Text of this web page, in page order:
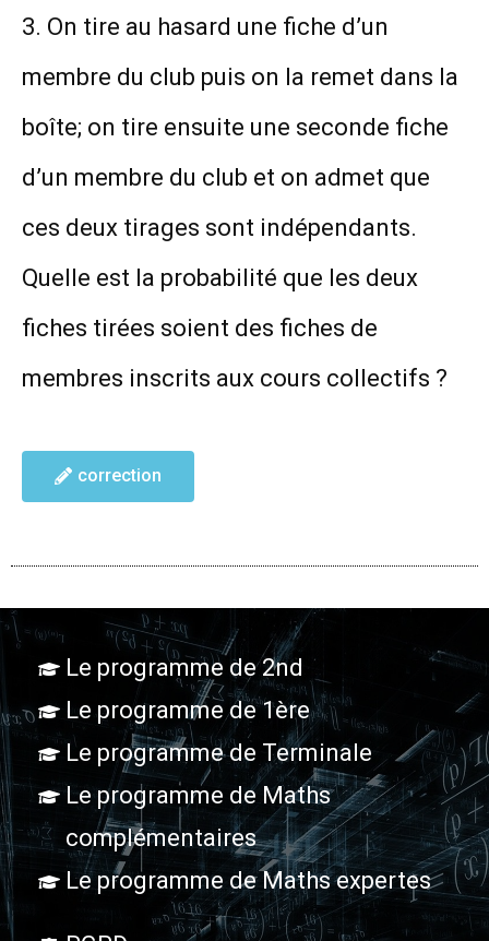
3. On tire au hasard une fiche d’un
membre du club puis on la remet dans la
boîte; on tire ensuite une seconde fiche
d’un membre du club et on admet que
ces deux tirages sont indépendants.
Quelle est la probabilité que les deux
fiches tirées soient des fiches de
membres inscrits aux cours collectifs ?
correction
Le programme de 2nd
Le programme de 1ère
Le programme de Terminale
Le programme de Maths
complémentaires
Le programme de Maths expertes